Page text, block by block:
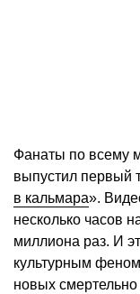
Фанаты по всему
выпустил первый
в кальмара».
несколько часов
миллиона раз. И
культурным
новых